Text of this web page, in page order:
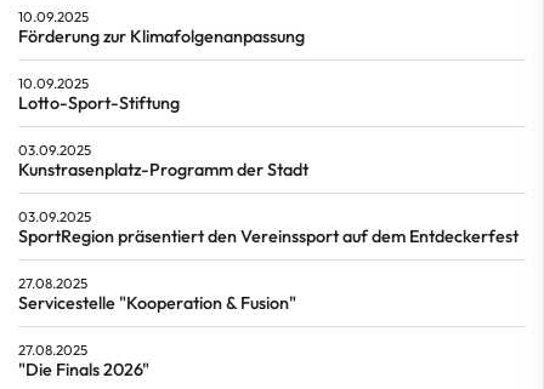
10.09.2025
Förderung zur Klimafolgenanpassung
10.09.2025
Lotto-Sport-Stiftung
03.09.2025
Kunstrasenplatz-Programm der Stadt
03.09.2025
SportRegion präsentiert den Vereinssport auf dem Entdeckerfest
27.08.2025
Servicestelle "Kooperation & Fusion"
27.08.2025
"Die Finals 2026"